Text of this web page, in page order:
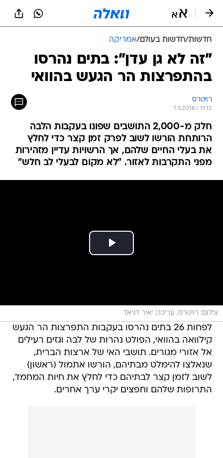
חדשות/חדשות בעולם/אמריקה
"זה לא גן עדן": בתים נהרסו
בהתפרצות הר הגעש בהוואי
רויטרס
7.5.2018 / 11:12
חלק מ-2,000 התושבים שפונו בעקבות הלבה
הרותחת הורשו לשוב לפרק זמן קצר כדי לחלץ
את בעלי החיים שלהם, אך הרשויות עדיין מזהירות
מפני התקרבות לאזור. "לא מקום לבעלי לב חלש"
צילום: רויטרס, עריכה: יאיר דניאל
לפחות 26 בתים נהרסו בעקבות התפרצות הר הגעש
קילוואה בהוואי, הפולט נהרות של לבה וגזים רעילים
אל אזורי מגורים. תושבי האי של ארצות הברית,
שנאלצו להימלט מבתיהם, הורשו אתמול (ראשון)
לשוב לזמן קצר לבתיהם כדי לחלץ את חיות המחמד,
התרופות שלהם וחפצים יקרי ערך אחרים.